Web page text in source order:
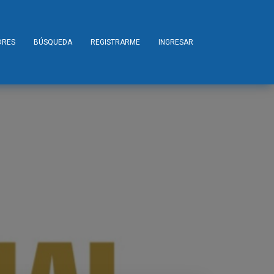
BÚSQUEDA REGISTRARME INGRESAR